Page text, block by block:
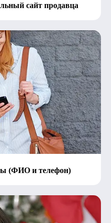
сайт продавца
(ФИО и телефон)